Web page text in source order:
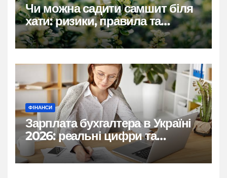
Чи можна садити самшит біля
хати: ризики, правила та
практичні рішення
ФІНАНСИ
Зарплата бухгалтера в Україні
2026: реальні цифри та
нюанси